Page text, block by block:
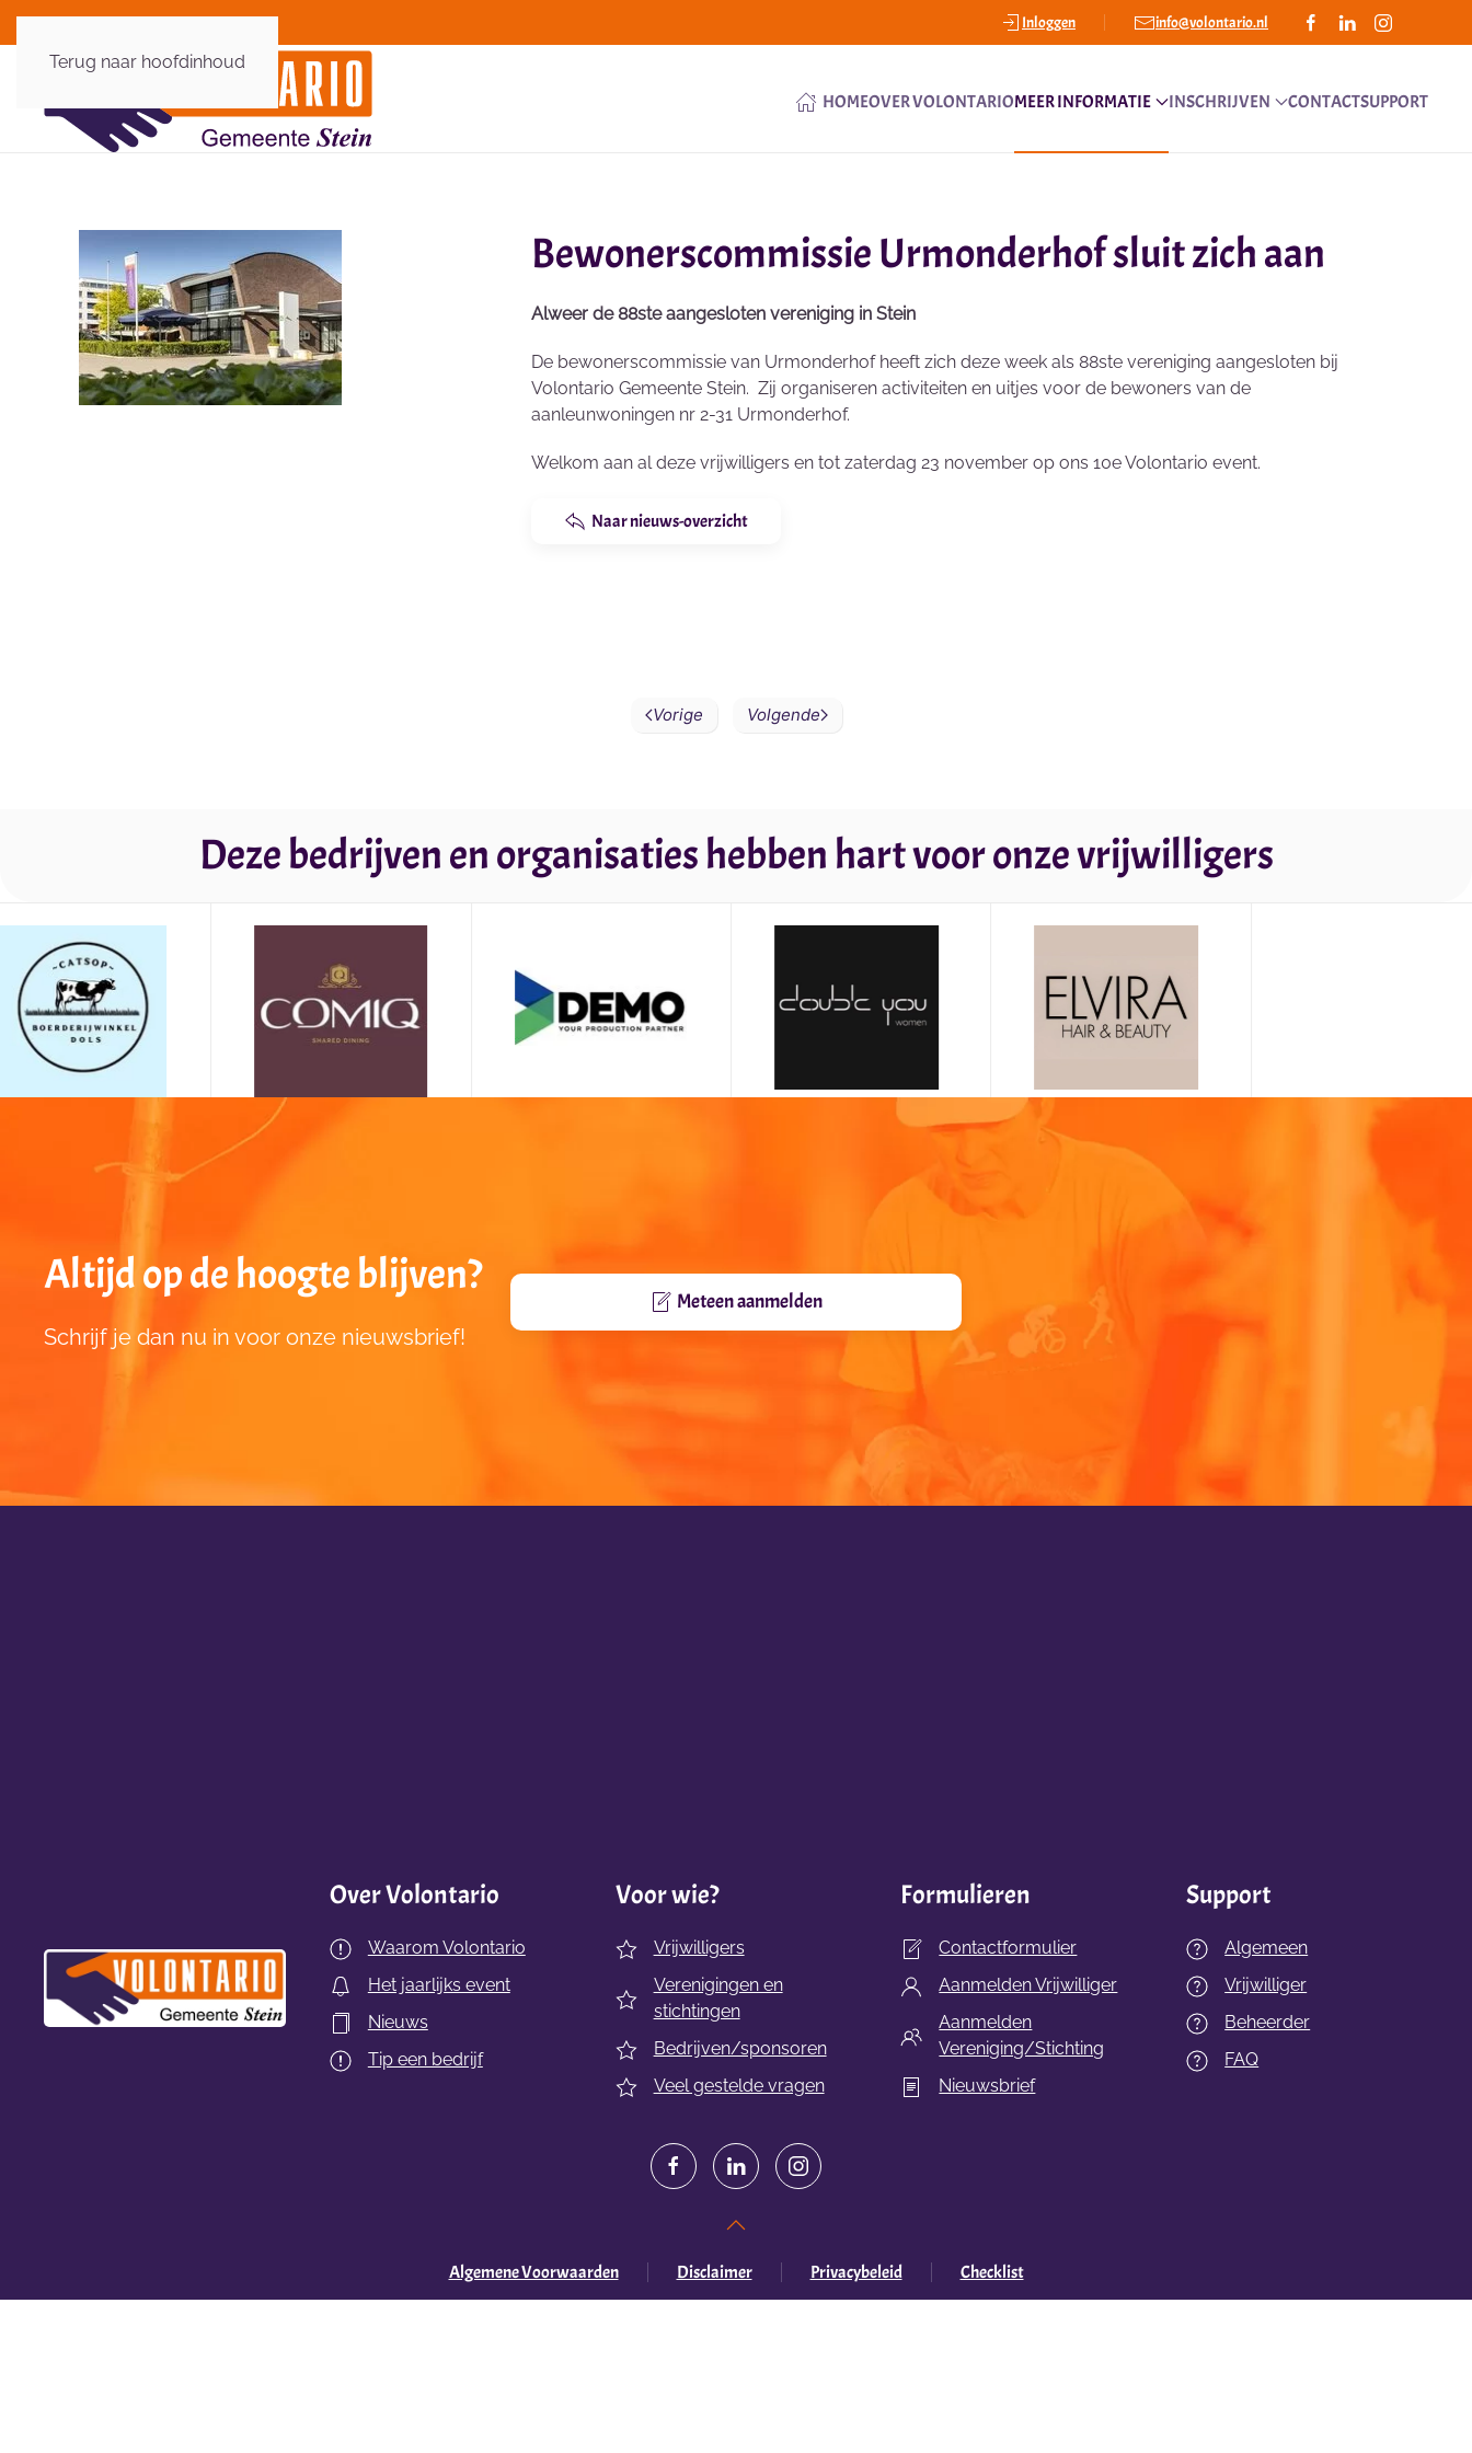
Terug naar hoofdinhoud
Inloggen info@volontario.nl
HOMEOVER VOLONTARIOMEER INFORMATIE INSCHRIJVEN CONTACTSUPPORT
Bewonerscommissie Urmonderhof sluit zich aan
Alweer de 88ste aangesloten vereniging in Stein
De bewonerscommissie van Urmonderhof heeft zich deze week als 88ste vereniging aangesloten bij
Volontario Gemeente Stein. Zij organiseren activiteiten en uitjes voor de bewoners van de
aanleunwoningen nr 2-31 Urmonderhof.
Welkom aan al deze vrijwilligers en tot zaterdag 23 november op ons 10e Volontario event.
Naar nieuws-overzicht
Vorige Volgende
Deze bedrijven en organisaties hebben hart voor onze vrijwilligers
Altijd op de hoogte blijven?
Schrijf je dan nu in voor onze nieuwsbrief!
Meteen aanmelden
Over Volontario
Waarom Volontario
Het jaarlijks event
Nieuws
Tip een bedrijf
Voor wie?
Vrijwilligers
Verenigingen en
stichtingen
Bedrijven/sponsoren
Veel gestelde vragen
Formulieren
Contactformulier
Aanmelden Vrijwilliger
Aanmelden
Vereniging/Stichting
Nieuwsbrief
Support
Algemeen
Vrijwilliger
Beheerder
FAQ
Algemene Voorwaarden Disclaimer Privacybeleid Checklist